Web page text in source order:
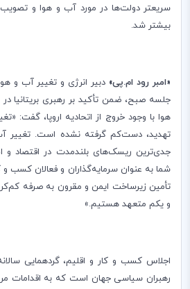
سریعتر دولت‌ها در مورد آب و هوا و
بیشتر شد.
«امبر رود ام.پی» دبیر انرژی و تغییر آب و
جلسه صبح، ضمن تأکید بر رهبری بریتانیا در
هوا با وجود خروج از اتحادیه اروپا، گفت:
تهدید، دست‌کم گرفته نشده است. تغییر
جدی‌ترین ریسک‌های بلندمدت در اقتصاد
شما به عنوان سرمایه‌گذاران و فعالان کسب
تأمین زیرساخت ایمن و مقرون به صرفه
و یکم متعهد هستیم.»
اجلاس کسب و کار و اقلیم، گردهمایی
رهبران سیاسی جهان است که به اقدامات